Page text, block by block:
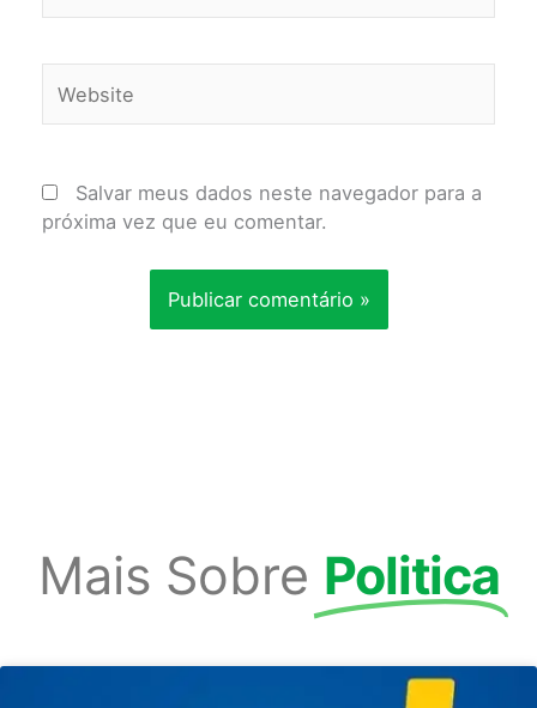
Salvar meus dados neste navegador para a
próxima vez que eu comentar.
Mais Sobre Politica